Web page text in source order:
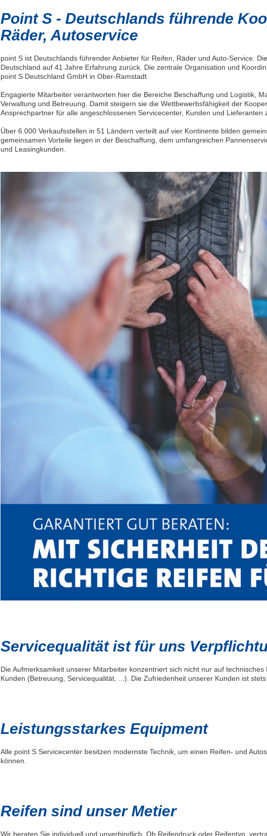
Point S - Deutschlands führende
Räder, Autoservice
point S ist Deutschlands führender Anbieter für Reifen, Räder und Auto-Service.
Deutschland auf 41 Jahre Erfahrung zurück. Die zentrale Organisation und
point S Deutschland GmbH in Ober-Ramstadt.
Engagierte Mitarbeiter verantworten hier die Bereiche Beschaffung und Logistik,
Verwaltung und Betreuung. Damit steigern sie die Wettbewerbsfähigkeit der
Ansprechpartner für alle angeschlossenen Servicecenter, Kunden und Lieferanten
Über 6.000 Verkaufsstellen in 51 Ländern verteilt auf vier Kontinente bilden
gemeinsamen Vorteile liegen in der Beschaffung, dem umfangreichen
und Leasingkunden.
Servicequalität ist für uns
Die Aufmerksamkeit unserer Mitarbeiter konzentriert sich nicht nur auf
Kunden (Betreuung, Servicequalität, ...). Die Zufriedenheit unserer Kunden ist
Leistungsstarkes Equipment
Alle point S Servicecenter besitzen modernste Technik, um einen Reifen- und
können.
Reifen sind unser Metier
Wir beraten Sie individuell und unverbindlich. Ob Reifendruck oder Reifentyp,